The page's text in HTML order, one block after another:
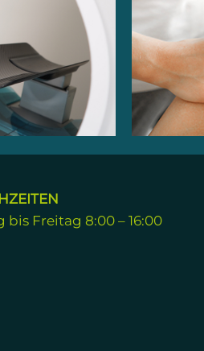
bis Freitag 8:00 – 16:00